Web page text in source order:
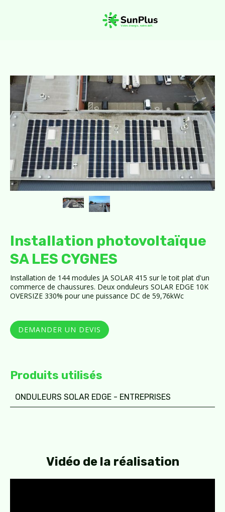
Installation photovoltaïque
SA LES CYGNES
Installation de 144 modules JA SOLAR 415 sur le toit plat d'un
commerce de chaussures. Deux onduleurs SOLAR EDGE 10K
OVERSIZE 330% pour une puissance DC de 59,76kWc
DEMANDER UN DEVIS
Produits utilisés
ONDULEURS SOLAR EDGE - ENTREPRISES
Vidéo de la réalisation